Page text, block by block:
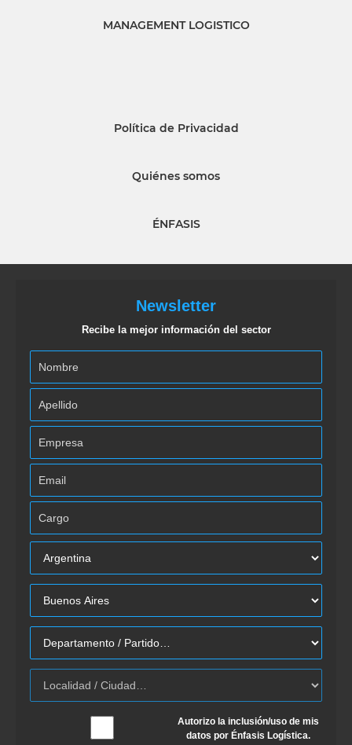
MANAGEMENT LOGISTICO
Política de Privacidad
Quiénes somos
ÉNFASIS
Newsletter
Recibe la mejor información del sector
Autorizo la inclusión/uso de mis
datos por Énfasis Logística.